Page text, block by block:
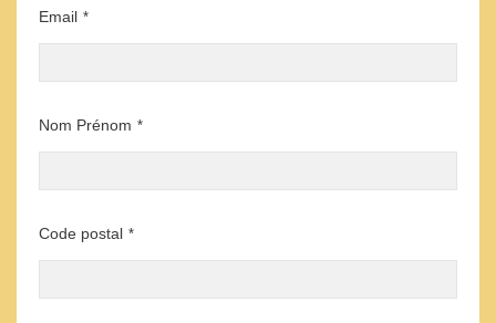
Email *
Nom Prénom *
Code postal *